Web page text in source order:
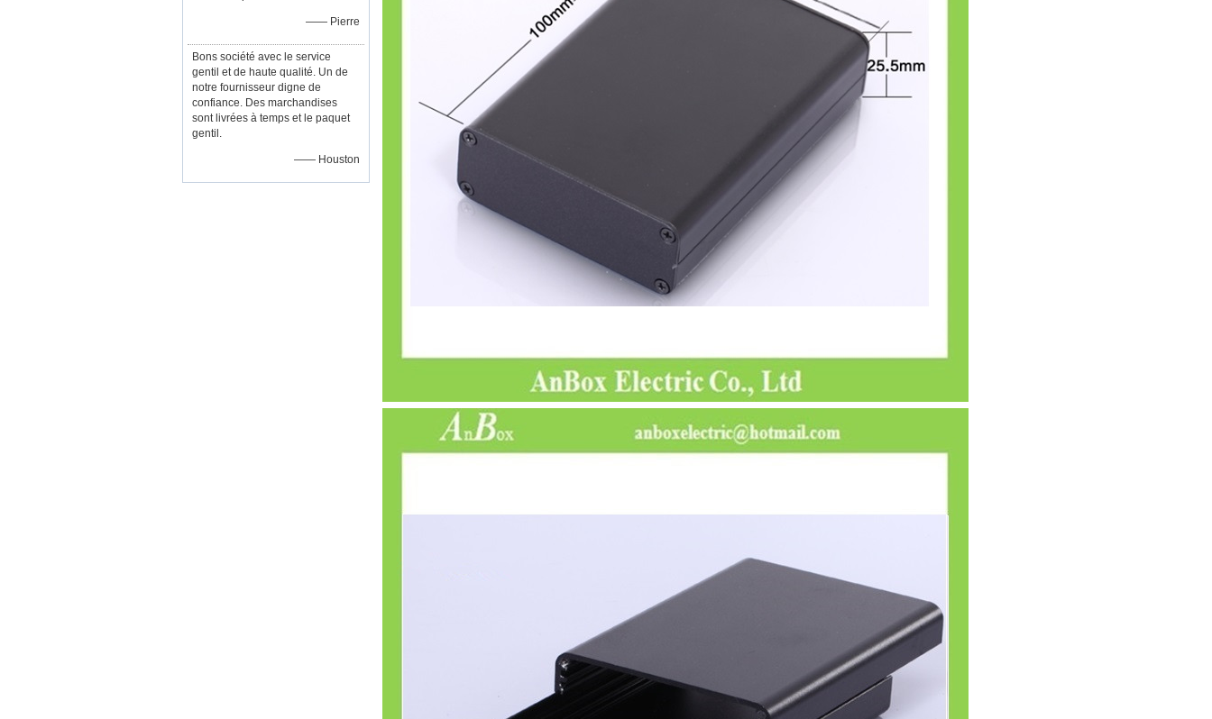
—— Pierre
Bons société avec le service
gentil et de haute qualité. Un de
notre fournisseur digne de
confiance. Des marchandises
sont livrées à temps et le paquet
gentil.
—— Houston